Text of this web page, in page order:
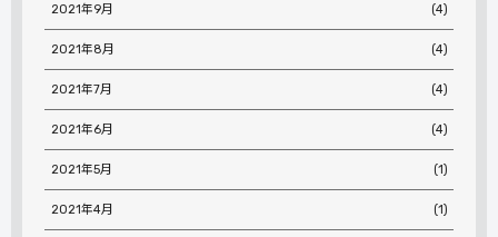
2021年9月 (4)
2021年8月 (4)
2021年7月 (4)
2021年6月 (4)
2021年5月 (1)
2021年4月 (1)